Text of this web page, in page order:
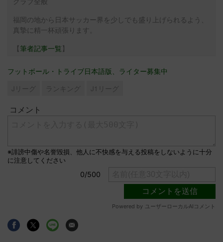
福岡の地から日本サッカー界を少しでも盛り上げられるよう、
真摯に精一杯頑張ります。
【筆者記事一覧】
フットボール・トライブ日本語版、ライター募集中
Jリーグ ランキング J1リーグ